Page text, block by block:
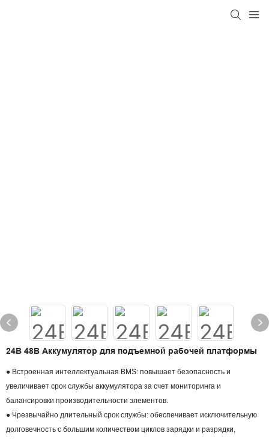
24В 48В Аккумулятор для подъемной рабочей платформы
● Встроенная интеллектуальная BMS: повышает безопасность и
увеличивает срок службы аккумулятора за счет мониторинга и
балансировки производительности элементов.
● Чрезвычайно длительный срок службы: обеспечивает исключительную
долговечность с большим количеством циклов зарядки и разрядки,